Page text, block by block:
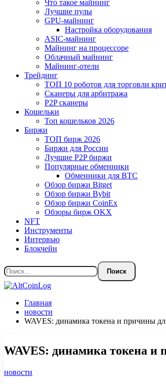
Что такое майнинг
Лучшие пулы
GPU-майнинг
Настройка оборудования
ASIC-майнинг
Майнинг на процессоре
Облачный майнинг
Майнинг-отели
Трейдинг
ТОП 10 роботов для торговли
Сканеры для арбитража
P2P сканеры
Кошельки
Топ кошельков 2026
Биржи
ТОП бирж 2026
Биржи для России
Лучшие P2P биржи
Популярные обменники
Обменники для BTC
Обзор биржи Bitget
Обзор биржи Bybit
Обзор биржи CoinEx
Обзоры бирж OKX
NFT
Инструменты
Интервью
Блокчейн
Главная
новости
WAVES: динамика токена и причины
WAVES: динамика токена и
новости